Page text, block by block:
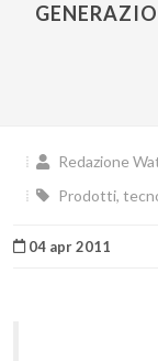
Redazione
Prodotti,
04 apr 2011